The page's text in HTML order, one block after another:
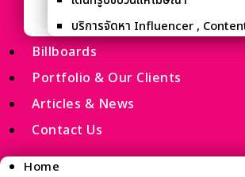
บริการจัดหา Influencer ,
Billboards
Portfolio & Our Clients
Articles & News
Contact Us
Home